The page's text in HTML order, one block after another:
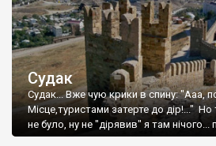
Судак
Судак... Вже чую крики в спину: "Ааа,
Місце,туристами затерте до дір!..."
не було, ну не "дірявив" я там нічого...